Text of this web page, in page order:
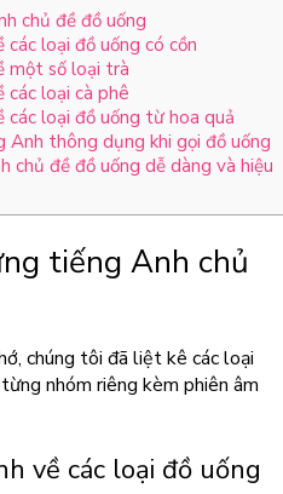
chủ đề đồ uống
loại đồ uống có cồn
một số loại trà
các loại cà phê
loại đồ uống từ hoa quả
Anh thông dụng khi gọi đồ uống
chủ đề đồ uống dễ dàng và hiệu
tiếng Anh chủ
chúng tôi đã liệt kê các loại
nhóm riêng kèm phiên âm
về các loại đồ uống